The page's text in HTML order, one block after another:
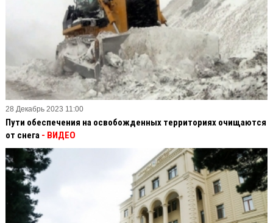
28 Декабрь 2023 11:00
Пути обеспечения на освобожденных территориях очищаются
от снега - ВИДЕО